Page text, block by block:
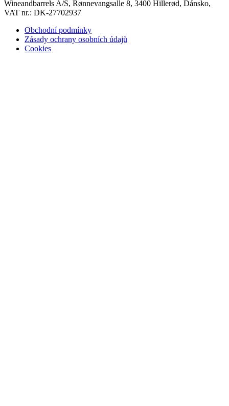
Wineandbarrels A/S, Rønnevangsalle 8, 3400 Hillerød, Dánsko,
VAT nr.: DK-27702937
Obchodní podmínky
Zásady ochrany osobních údajů
Cookies